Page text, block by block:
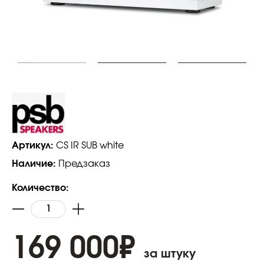
Артикул: CS IR SUB white
Наличие:
Предзаказ
Количество:
169 000₽ за штуку